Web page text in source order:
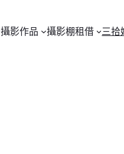
攝影作品 攝影棚租借 三拾